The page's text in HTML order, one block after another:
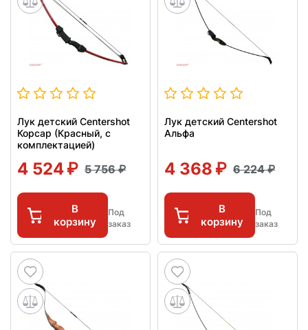
Лук детский Centershot
Корсар (Красный, с
комплектацией)
4 524 5 756
В
корзину
Под
заказ
Лук детский Centershot
Альфа
4 368 6 224
В
корзину
Под
заказ